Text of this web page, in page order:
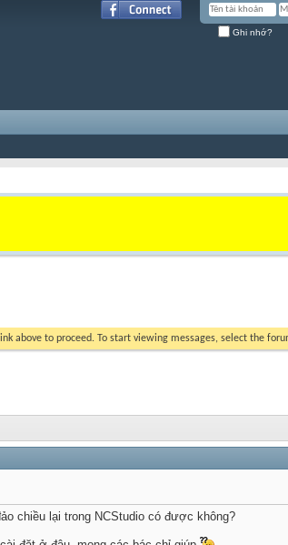
Ghi nhớ?
above to proceed. To start viewing messages, select the
chiều lại trong NCStudio có được không?